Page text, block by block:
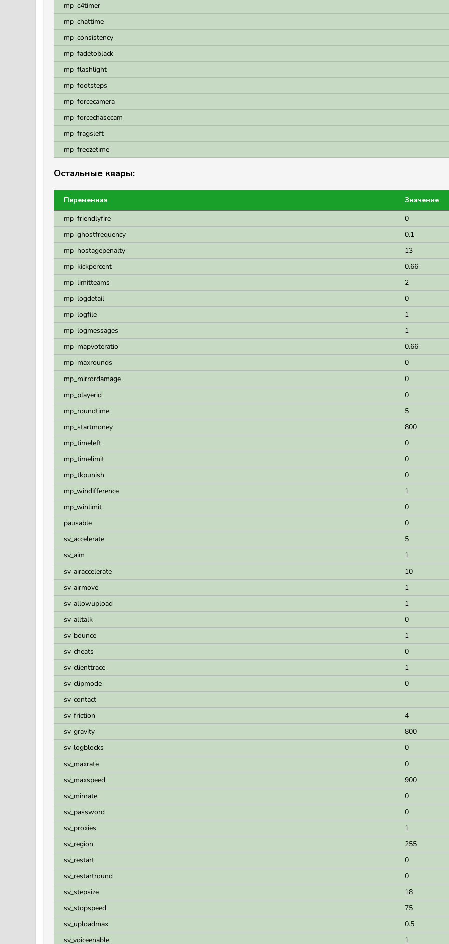
mp_c4timer
mp_chattime
mp_consistency
mp_fadetoblack
mp_flashlight
mp_footsteps
mp_forcecamera
mp_forcechasecam
mp_fragsleft
mp_freezetime
Остальные квары:
Переменная
Значение
mp_friendlyfire
0
mp_ghostfrequency
0.1
mp_hostagepenalty
13
mp_kickpercent
0.66
mp_limitteams
2
mp_logdetail
0
mp_logfile
1
mp_logmessages
1
mp_mapvoteratio
0.66
mp_maxrounds
0
mp_mirrordamage
0
mp_playerid
0
mp_roundtime
5
mp_startmoney
800
mp_timeleft
0
mp_timelimit
0
mp_tkpunish
0
mp_windifference
1
mp_winlimit
0
pausable
0
sv_accelerate
5
sv_aim
1
sv_airaccelerate
10
sv_airmove
1
sv_allowupload
1
sv_alltalk
0
sv_bounce
1
sv_cheats
0
sv_clienttrace
1
sv_clipmode
0
sv_contact
sv_friction
4
sv_gravity
800
sv_logblocks
0
sv_maxrate
0
sv_maxspeed
900
sv_minrate
0
sv_password
0
sv_proxies
1
sv_region
255
sv_restart
0
sv_restartround
0
sv_stepsize
18
sv_stopspeed
75
sv_uploadmax
0.5
sv_voiceenable
1